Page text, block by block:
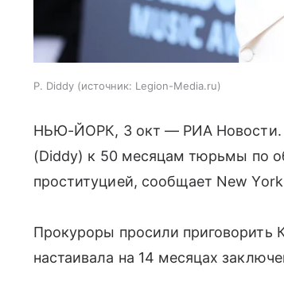
P. Diddy источник: Legion-Media.ru
НЬЮ-ЙОРК, 3 окт — РИА Новости.
(Diddy) к 50 месяцам тюрьмы по
проституцией, сообщает New
Прокуроры просили приговорить
настаивала на 14 месяцах